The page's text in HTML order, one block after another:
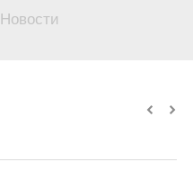
Новости